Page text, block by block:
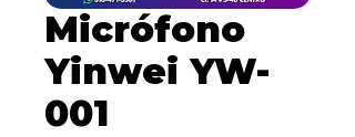
Micrófono
Yinwei YW-
001